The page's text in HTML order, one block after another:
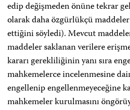
edip değişmeden önüne tekrar
olarak daha özgürlükçü
ettiğini söyledi). Mevcut
maddeler saklanan verilere
kararı gerekliliğinin yanı sıra
mahkemelerce incelenmesine
engellenip engellenmeyeceğine
mahkemeler kurulmasını